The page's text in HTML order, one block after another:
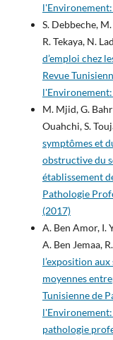
S. Debbeche,
R. Tekaya, N.
d’emploi chez
Revue
M. Mjid, G.
Ouahchi, S.
symptômes et
obstructive du
établissement
Pathologie
(2017)
A. Ben Amor, I.
A. Ben Jemaa,
l’exposition
moyennes
Tunisienne de
l'Environement:
pathologie